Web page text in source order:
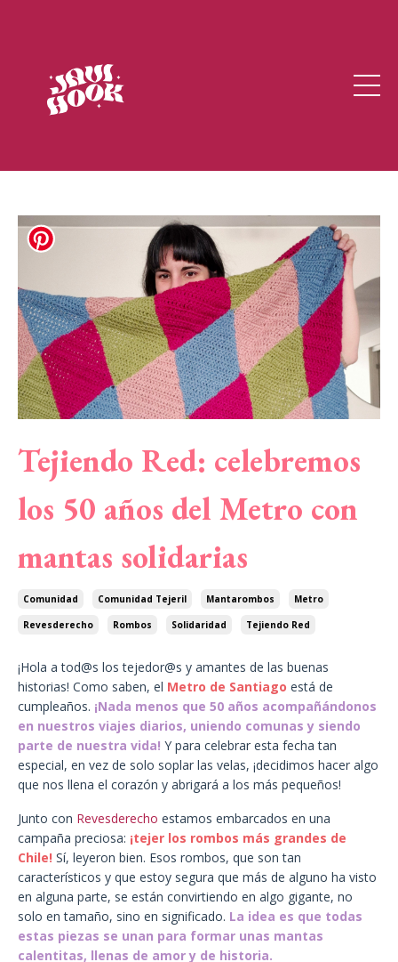
Tejiendo Red: celebremos
los 50 años del Metro con
mantas solidarias
Comunidad Comunidad Tejeril Mantarombos Metro
Revesderecho Rombos Solidaridad Tejiendo Red
¡Hola a tod@s los tejedor@s y amantes de las buenas
historias! Como saben, el Metro de Santiago está de
cumpleaños. ¡Nada menos que 50 años acompañándonos
en nuestros viajes diarios, uniendo comunas y siendo
parte de nuestra vida! Y para celebrar esta fecha tan
especial, en vez de solo soplar las velas, ¡decidimos hacer algo
que nos llena el corazón y abrigará a los más pequeños!
Junto con Revesderecho estamos embarcados en una
campaña preciosa: ¡tejer los rombos más grandes de
Chile! Sí, leyeron bien. Esos rombos, que son tan
característicos y que estoy segura que más de alguno ha visto
en alguna parte, se están convirtiendo en algo gigante, no
solo en tamaño, sino en significado. La idea es que todas
estas piezas se unan para formar unas mantas
calentitas, llenas de amor y de historia.